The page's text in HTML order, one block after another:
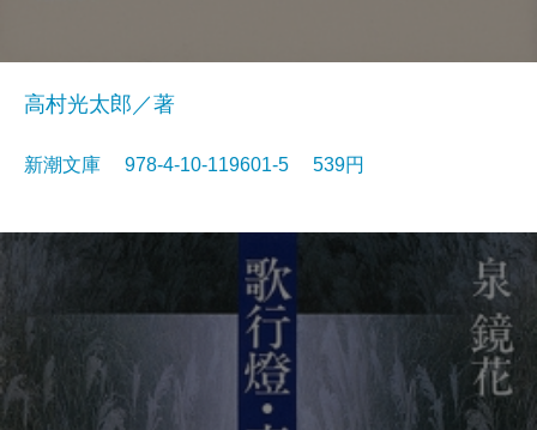
高村光太郎／著
新潮文庫 978-4-10-119601-5 539円